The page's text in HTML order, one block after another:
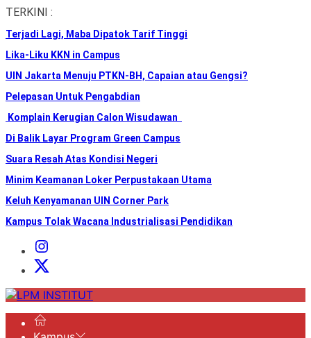
Skip
the
content
TERKINI :
Terjadi Lagi, Maba Dipatok Tarif Tinggi
Lika-Liku KKN in Campus
UIN Jakarta Menuju PTKN-BH, Capaian atau Gengsi?
Pelepasan Untuk Pengabdian
Komplain Kerugian Calon Wisudawan
Di Balik Layar Program Green Campus
Suara Resah Atas Kondisi Negeri
Minim Keamanan Loker Perpustakaan Utama
Keluh Kenyamanan UIN Corner Park
Kampus Tolak Wacana Industrialisasi Pendidikan
Instagram
Institut
X
LPM